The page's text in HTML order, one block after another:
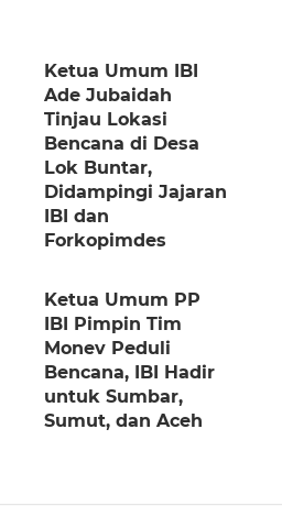
Ketua Umum IBI
Ade Jubaidah
Tinjau Lokasi
Bencana di Desa
Lok Buntar,
Didampingi Jajaran
IBI dan
Forkopimdes
Ketua Umum PP
IBI Pimpin Tim
Monev Peduli
Bencana, IBI Hadir
untuk Sumbar,
Sumut, dan Aceh